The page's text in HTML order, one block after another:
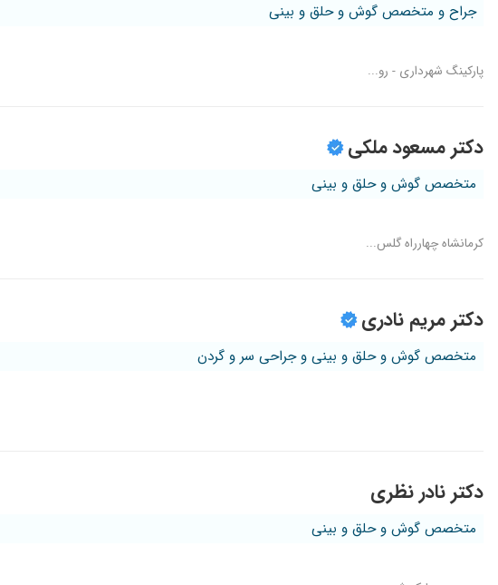
جراح و متخصص گوش و حلق و بینی
پارکینگ شهرداری - رو...
دکتر مسعود ملکی
متخصص گوش و حلق و بینی
کرمانشاه چهارراه گلس...
دکتر مریم نادری
متخصص گوش و حلق و بینی و جراحی سر و گردن
دکتر نادر نظری
متخصص گوش و حلق و بینی